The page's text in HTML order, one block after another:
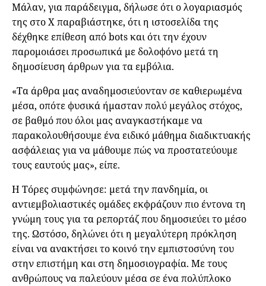
Μάλαν, για παράδειγμα, δήλωσε ότι ο λογαριασμός
της στο X παραβιάστηκε, ότι η ιστοσελίδα της
δέχθηκε επίθεση από bots και ότι την έχουν
παρομοιάσει προσωπικά με δολοφόνο μετά τη
δημοσίευση άρθρων για τα εμβόλια.
«Τα άρθρα μας αναδημοσιεύονταν σε καθιερωμένα
μέσα, οπότε φυσικά ήμασταν πολύ μεγάλος στόχος,
σε βαθμό που όλοι μας αναγκαστήκαμε να
παρακολουθήσουμε ένα ειδικό μάθημα διαδικτυακής
ασφάλειας για να μάθουμε πώς να προστατεύουμε
τους εαυτούς μας», είπε.
Η Τόρες συμφώνησε: μετά την πανδημία, οι
αντιεμβολιαστικές ομάδες εκφράζουν πιο έντονα τη
γνώμη τους για τα ρεπορτάζ που δημοσιεύει το μέσο
της. Ωστόσο, δηλώνει ότι η μεγαλύτερη πρόκληση
είναι να ανακτήσει το κοινό την εμπιστοσύνη του
στην επιστήμη και στη δημοσιογραφία. Με τους
ανθρώπους να παλεύουν μέσα σε ένα πολύπλοκο